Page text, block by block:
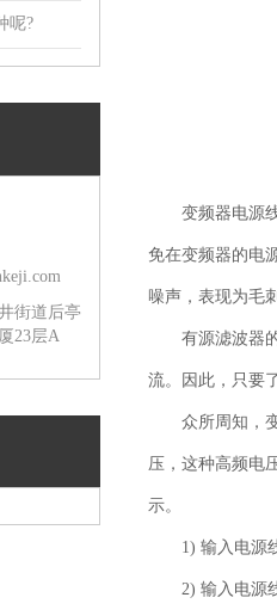
呢?
街道后亭
23层A
变频器电源
免在变频器的电
噪声，表现为毛
有源滤波器
流。因此，只要
众所周知，
压，这种高频电
示。
1) 输入电源
2) 输入电源